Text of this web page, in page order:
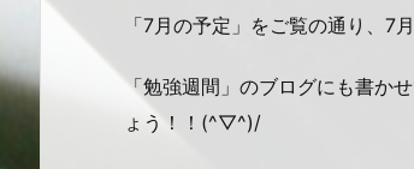
「7月の予定」をご覧の通り、7
「勉強週間」のブログにも書か
ょう！！(^▽^)/